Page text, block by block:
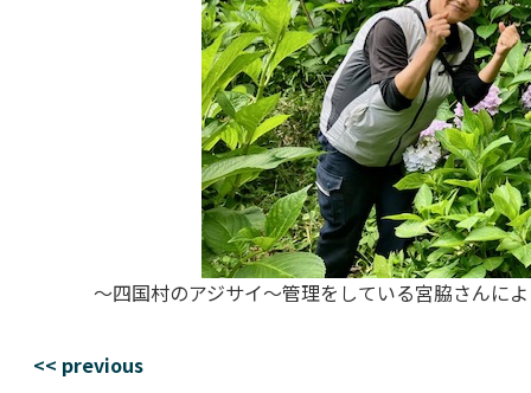
〜四国村のアジサイ〜管理をしている宮脇さんに
<< previous